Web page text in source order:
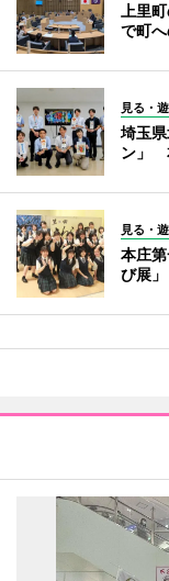
上里
で町
見る・
埼玉
ン」
見る・
本庄
び展